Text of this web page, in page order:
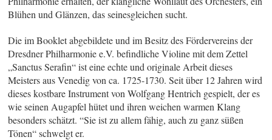
Blühen und Glänzen, das seinesgleichen sucht.
Die im Booklet abgebildete und im Besitz des Fördervereins der
Dresdner Philharmonie e.V. befindliche Violine mit dem Zettel
„Sanctus Serafin“ ist eine echte und originale Arbeit dieses
Meisters aus Venedig von ca. 1725-1730. Seit über 12 Jahren wird
dieses kostbare Instrument von Wolfgang Hentrich gespielt, der es
wie seinen Augapfel hütet und ihren weichen warmen Klang
besonders schätzt. “Sie ist zu allem fähig, auch zu ganz süßen
Tönen“ schwelgt er.